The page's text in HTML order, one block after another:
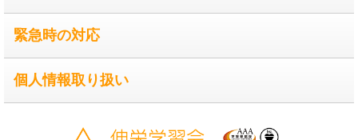
緊急時の対応
個人情報取り扱い